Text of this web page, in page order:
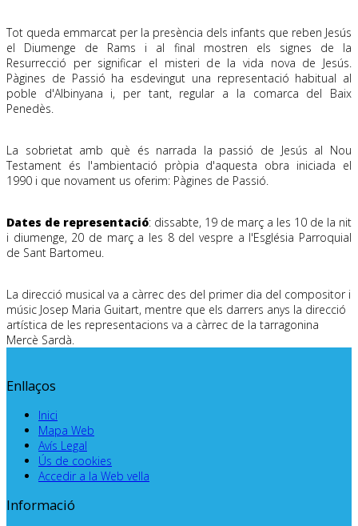
Tot queda emmarcat per la presència dels infants que reben Jesús
el Diumenge de Rams i al final mostren els signes de la
Resurrecció per significar el misteri de la vida nova de Jesús.
Pàgines de Passió ha esdevingut una representació habitual al
poble d'Albinyana i, per tant, regular a la comarca del Baix
Penedès.
La sobrietat amb què és narrada la passió de Jesús al Nou
Testament és l'ambientació pròpia d'aquesta obra iniciada el
1990 i que novament us oferim: Pàgines de Passió.
Dates de representació: dissabte, 19 de març a les 10 de la nit
i diumenge, 20 de març a les 8 del vespre a l'Església Parroquial
de Sant Bartomeu.
La direcció musical va a càrrec des del primer dia del compositor i
músic Josep Maria Guitart, mentre que els darrers anys la direcció
artística de les representacions va a càrrec de la tarragonina
Mercè Sardà.
Enllaços
Inici
Mapa Web
Avís Legal
Ús de cookies
Accedir a la Web vella
Informació